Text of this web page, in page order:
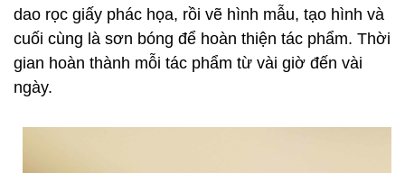
dao rọc giấy phác họa, rồi vẽ hình mẫu, tạo hình và
cuối cùng là sơn bóng để hoàn thiện tác phẩm. Thời
gian hoàn thành mỗi tác phẩm từ vài giờ đến vài
ngày.